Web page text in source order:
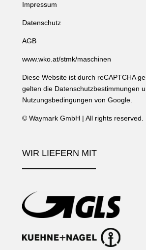
WIR LIEFERN MIT
Impressum
Datenschutz
AGB
www.wko.at/stmk/maschinen
Diese Website ist durch reCAPTCHA
gelten die Datenschutzbestimmungen
Nutzungsbedingungen von Google.
© Waymark GmbH | All rights reserved.